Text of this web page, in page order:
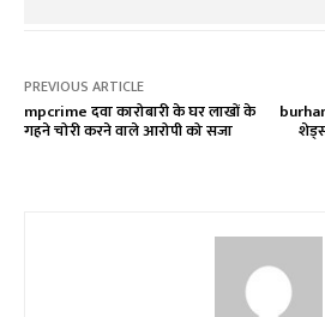
PREVIOUS ARTICLE
mpcrime दवा कारोबारी के घर लाखों के
गहने चोरी करने वाले आरोपी को सजा